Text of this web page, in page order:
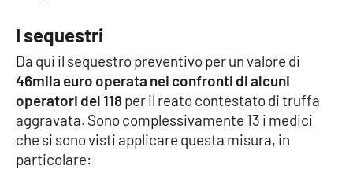
I sequestri
Da qui il sequestro preventivo per un valore di
46mila euro operata nei confronti di alcuni
operatori del 118per il reato contestato di truffa
aggravata. Sono complessivamente 13 i medici
che si sono visti applicare questa misura, in
particolare: